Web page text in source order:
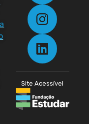
Site Acessível